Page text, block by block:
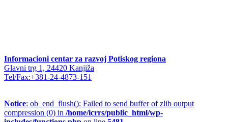
Informacioni centar za razvoj Potiskog regiona
Glavni trg 1, 24420 Kanjiža
Tel/Fax:+381-24-4873-151
Notice: ob_end_flush(): Failed to send buffer of zlib output
compression (0) in /home/icrrs/public_html/wp-